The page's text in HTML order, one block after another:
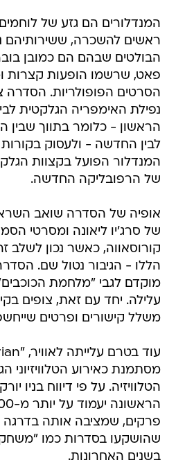
המנדלורים הם גזע של
ראשים להשכרה, ששירותיהם
הבולטים שבהם הם כמובן בובה
פאט, שרשמו הופעות קצרות
הסרטים הפופולריות. הסדרה
נפילת האימפריה הגלקטית
הראשון - כלומר בתווך שבין
לבין החדשה - ולעסוק
המנדלור הפועל בקצוות
של הרפובליקה החדשה.
אופיה של הסדרה שואב
של סרג'יו ליאונה ומסרטי
קורוסאווה, כאשר נכון לשלב
הללו - הגיבור נטול שם.
מוקדם לגבי "מלחמת
עלילה. יחד עם זאת, צופים
משלל קישורים ופרטים
מסתמנת כאירוע הטלוויזיוני
הטלוויזיה. על פי דיווח בניו
פרקים, שמציבה אותה
שהושקעו בסדרות כמו
בשנים האחרונות.